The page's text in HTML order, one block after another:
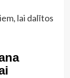
lai dalītos